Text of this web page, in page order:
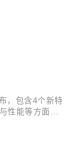
，包含4个新特
性能等方面的
前沿。 01.亮点